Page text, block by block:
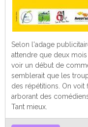
Selon l'adage
attendre que deux
voir un début de
semblerait que les
des répétitions. On
arborant des
Tant mieux.